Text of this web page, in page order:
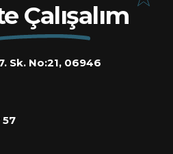
Çalışalım
Sk. No:21, 06946
57